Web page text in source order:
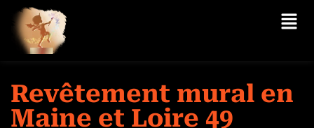
Revêtement mural en
Maine et Loire 49